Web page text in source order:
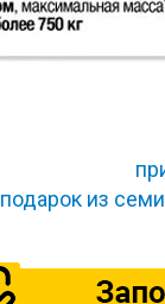
подарок из